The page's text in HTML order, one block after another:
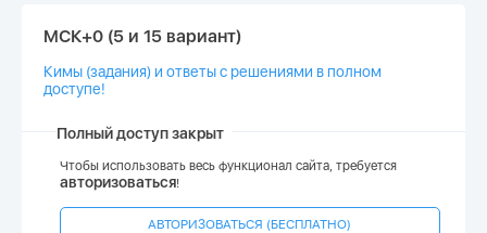
МСК+0 (5 и 15 вариант)
Кимы (задания) и ответы с решениями в полном
доступе!
Полный доступ закрыт
Чтобы использовать весь функционал сайта, требуется
авторизоваться!
АВТОРИЗОВАТЬСЯ (БЕСПЛАТНО)